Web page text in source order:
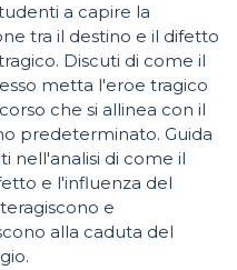
a capire la
tra il destino e il difetto
Discuti di come il
metta l'eroe tragico
che si allinea con il
predeterminato. Guida
nell'analisi di come il
e l'influenza del
e
alla caduta del